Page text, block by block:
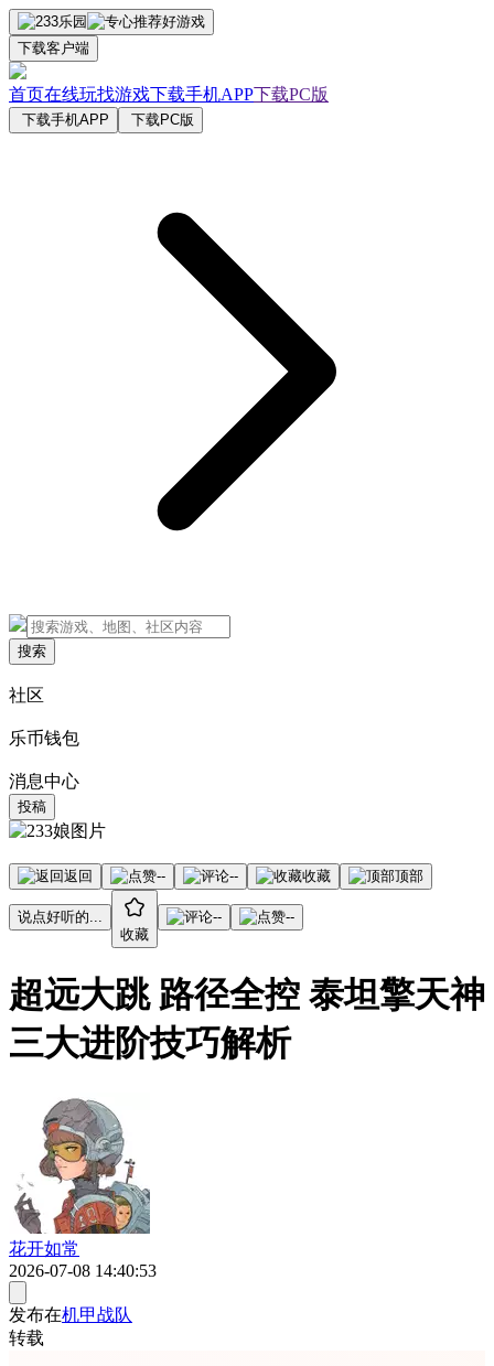
下载客户端
首页在线玩找游戏下载手机APP下载PC版
下载手机APP 下载PC版
搜索
社区
乐币钱包
消息中心
投稿
返回 -- -- 收藏 顶部
说点好听的...
收藏
-- --
超远大跳 路径全控 泰坦擎天神
三大进阶技巧解析
花开如常
2026-07-08 14:40:53
发布在机甲战队
转载